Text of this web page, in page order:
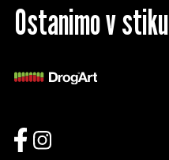
Ostanimo v stiku